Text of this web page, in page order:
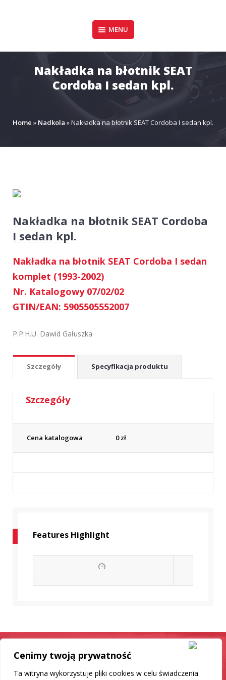
Cenimy twoją prywatność
Ta witryna wykorzystuje pliki cookies w celu świadczenia
P.P.H.U. DAWID
GAŁUSZKA
Design & Style
MENU
Nakładka na błotnik SEAT
Cordoba I sedan kpl.
Home » Nadkola »Nakładka na błotnik SEAT Cordoba I sedan kpl.
Nakładka na błotnik SEAT Cordoba
I sedan kpl.
Nakładka na błotnik SEAT Cordoba I sedan
komplet (1993-2002)
Nr. Katalogowy 07/02/02
GTIN/EAN: 5905505552007
P.P.H.U. Dawid Gałuszka
Szczegóły Specyfikacja produktu
Szczegóły
Cena katalogowa 0zł
Features Highlight
Samochód jak nowy